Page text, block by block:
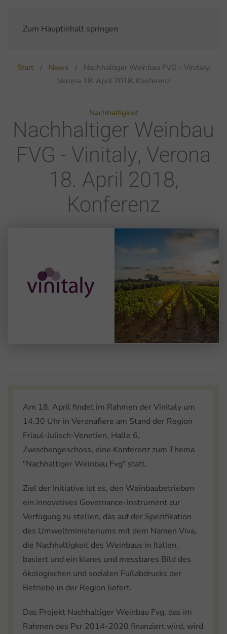
Zum Hauptinhalt springen
Start News
Nachhaltiger Weinbau FVG - Vinitaly,
Verona 18. April 2018, Konferenz
Nachhaltigkeit
Nachhaltiger Weinbau
FVG - Vinitaly, Verona
18. April 2018,
Konferenz
Am 18. April findet im Rahmen der Vinitaly um
14.30 Uhr in Veronafiere am Stand der Region
Friaul-Julisch-Venetien, Halle 6,
Zwischengeschoss, eine Konferenz zum Thema
"Nachhaltiger Weinbau Fvg" statt.
Ziel der Initiative ist es, den Weinbaubetrieben
ein innovatives Governance-Instrument zur
Verfügung zu stellen, das auf der Spezifikation
des Umweltministeriums mit dem Namen Viva,
die Nachhaltigkeit des Weinbaus in Italien,
basiert und ein klares und messbares Bild des
ökologischen und sozialen Fußabdrucks der
Betriebe in der Region liefert.
Das Projekt Nachhaltiger Weinbau Fvg, das im
Rahmen des Psr 2014-2020 finanziert wird, wird